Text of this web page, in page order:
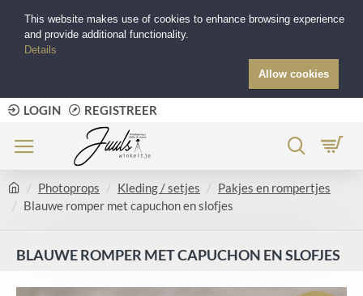
LOGIN REGISTREER
Photoprops Kleding / setjes
Pakjes en rompertjes
Blauwe romper met capuchon en slofjes
BLAUWE ROMPER MET CAPUCHON EN SLOFJES
This website makes use of cookies to enhance browsing experience
and provide additional functionality.
Details
Allow cookies